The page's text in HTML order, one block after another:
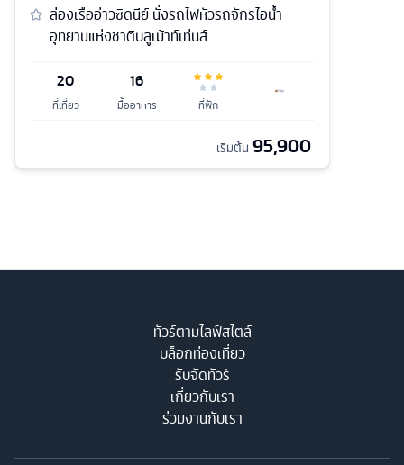
ล่องเรืออ่าวซิดนีย์ นั่งรถไฟหัวรถจักรไอน้ำ
อุทยานแห่งชาติบลูเม้าท์เท่นส์
20
ที่เที่ยว
16
มื้ออาหาร ที่พัก
เริ่มต้น 95,900
ทัวร์ตามไลฟ์สไตล์
บล็อกท่องเที่ยว
รับจัดทัวร์
เกี่ยวกับเรา
ร่วมงานกับเรา